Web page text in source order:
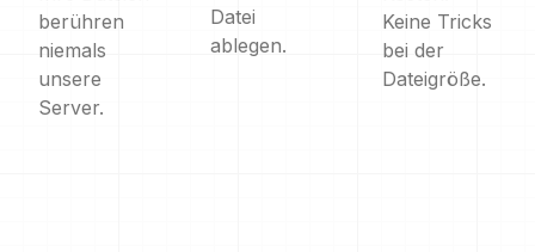
berühren
niemals
unsere
Server.
Datei
ablegen.
Keine Tricks
bei der
Dateigröße.